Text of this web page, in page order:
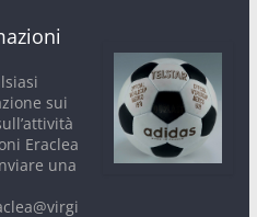
sui
Eraclea
una